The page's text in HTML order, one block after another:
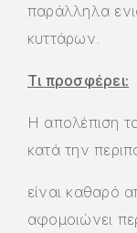
παράλληλα
κυττάρων.
Τι προσφέρει:
Η απολέπιση
κατά την
είναι καθαρό
αφομοιώνει